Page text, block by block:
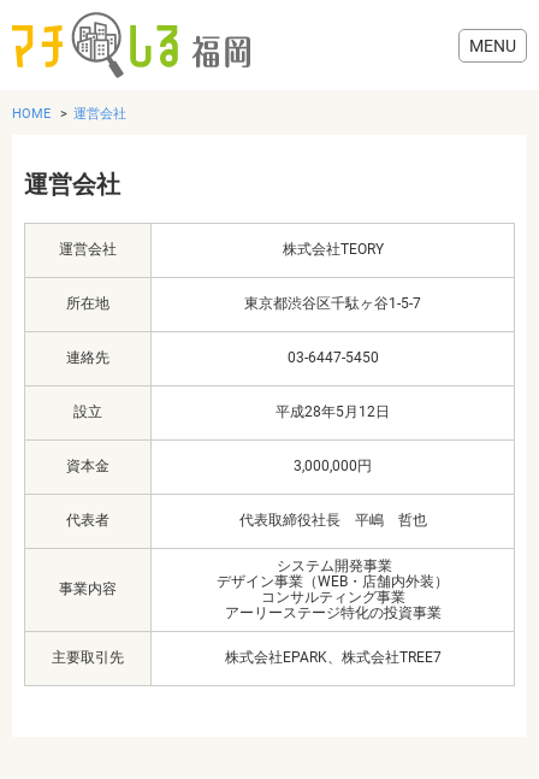
グルメ
歯医者・病院
生活
HOME 運営会社
運営会社
運営会社 株式会社TEORY
所在地 東京都渋谷区千駄ヶ谷1-5-7
連絡先 03-6447-5450
設立 平成28年5月12日
資本金 3,000,000円
代表者 代表取締役社長 平嶋 哲也
事業内容
システム開発事業
デザイン事業（WEB・店舗内外装）
コンサルティング事業
アーリーステージ特化の投資事業
主要取引先 株式会社EPARK、株式会社TREE7